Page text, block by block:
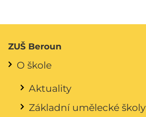
ZUŠ Beroun
O škole
Aktuality
Základní umělecké školy